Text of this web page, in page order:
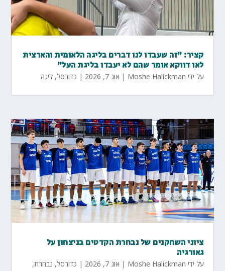
קציר: "זה שעבדו לנו דברים בליגה הלאומית והארצית
לאו דווקא אומר שהם לא יעבדו בליגת העל"
על ידי Moshe Halickman
| אוג 7, 2026 | כדורסל,ליגה
ציוני השחקנים של נבחרת הקדטים בניצחון על
גאורגיה
על ידי Moshe Halickman
| אוג 7, 2026 | כדורסל, נבחרת,